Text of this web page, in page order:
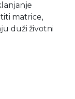
matrice,
duži životni